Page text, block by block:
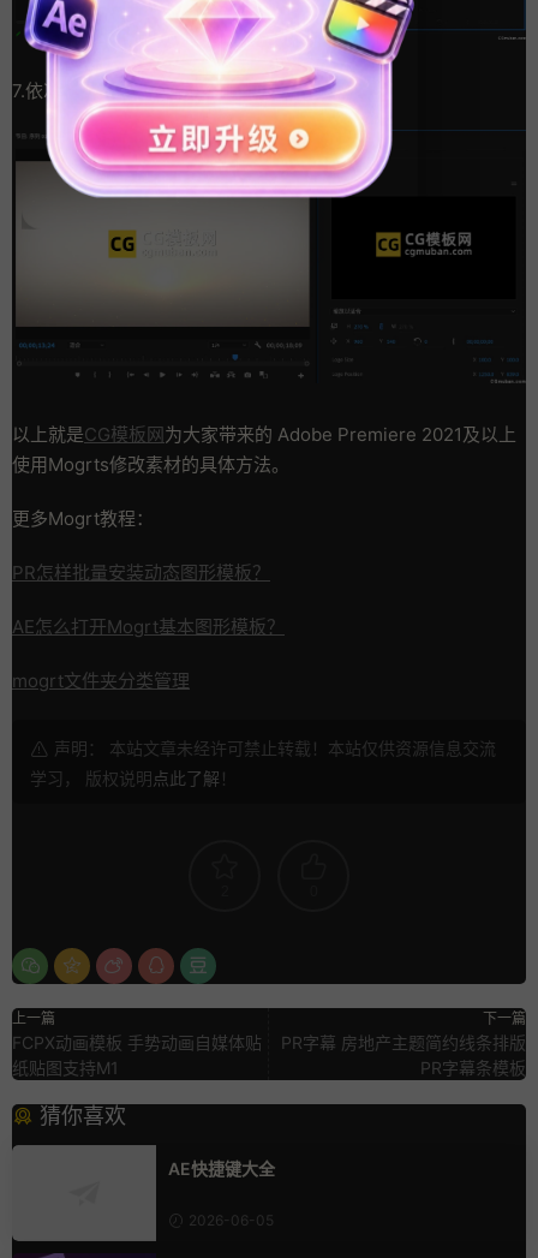
7.依次添加素材，完成
以上就是CG模板网为大家带来的 Adobe Premiere 2021及以上
使用Mogrts修改素材的具体方法。
更多Mogrt教程：
PR怎样批量安装动态图形模板？
AE怎么打开Mogrt基本图形模板？
mogrt文件夹分类管理
声明： 本站文章未经许可禁止转载！本站仅供资源信息交流
学习， 版权说明点此了解 ！
上一篇
FCPX动画模板 手势动画自媒体贴
纸贴图支持M1
下一篇
PR字幕 房地产主题简约线条排版
PR字幕条模板
猜你喜欢
AE快捷键大全
2026-06-05